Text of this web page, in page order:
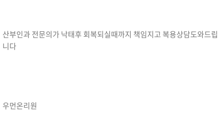
산부인과 전문의가 낙태후 회복되실때까지 책임지고 복용상담도와드립
니다
우먼온리원